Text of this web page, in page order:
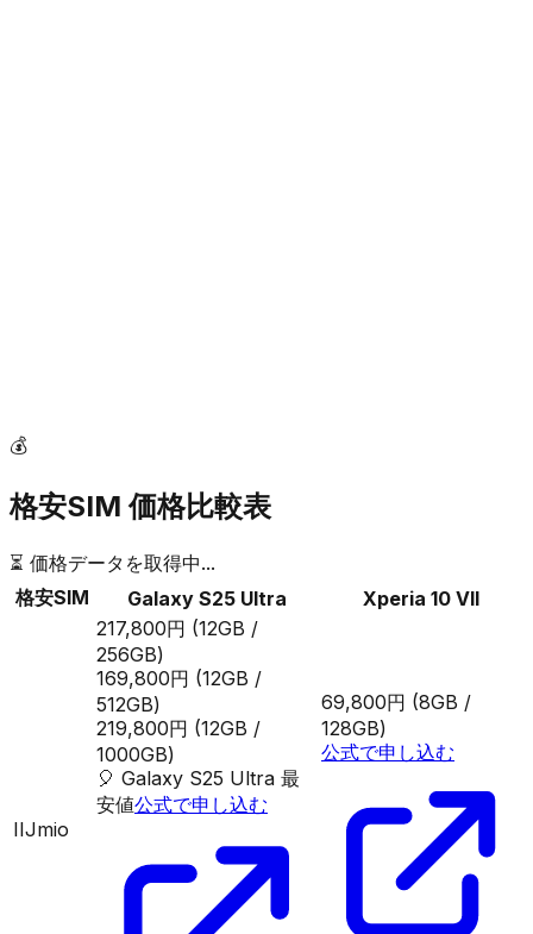
💰
格安SIM 価格比較表
⏳ 価格データを取得中...
格安SIM
Galaxy S25 Ultra Xperia 10 VII
IIJmio
217,800円 (12GB /
256GB)
169,800円 (12GB /
512GB)
219,800円 (12GB /
1000GB)
🎈 Galaxy S25 Ultra 最
安値公式で申し込む
69,800円 (8GB /
128GB)
公式で申し込む